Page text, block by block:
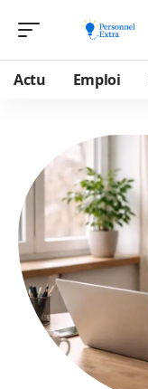
Actu Emploi